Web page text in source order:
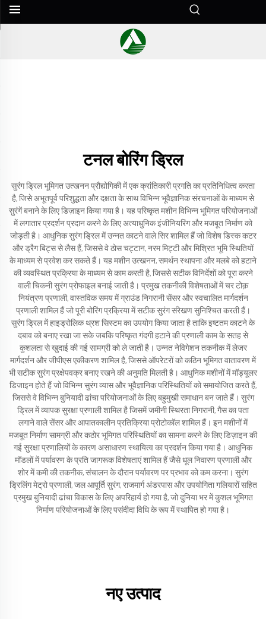
टनल बोरिंग ड्रिल
सुरंग ड्रिल भूमिगत उत्खनन प्रौद्योगिकी में एक क्रांतिकारी प्रगति का प्रतिनिधित्व करता
है, जिसे अभूतपूर्व परिशुद्धता और दक्षता के साथ विभिन्न भूवैज्ञानिक संरचनाओं के माध्यम से
सुरंगें बनाने के लिए डिज़ाइन किया गया है। यह परिष्कृत मशीन विभिन्न भूमिगत परियोजनाओं
में लगातार प्रदर्शन प्रदान करने के लिए अत्याधुनिक इंजीनियरिंग और मजबूत निर्माण को
जोड़ती है। आधुनिक सुरंग ड्रिल में उन्नत काटने वाले सिर शामिल हैं जो विशेष डिस्क कटर
और ड्रैग बिट्स से लैस हैं, जिससे वे ठोस चट्टान, नरम मिट्टी और मिश्रित भूमि स्थितियों
के माध्यम से प्रवेश कर सकते हैं। यह मशीन उत्खनन, समर्थन स्थापना और मलबे को हटाने
की व्यवस्थित प्रक्रिया के माध्यम से काम करती है, जिससे सटीक विनिर्देशों को पूरा करने
वाली चिकनी सुरंग प्रोफाइल बनाई जाती है। प्रमुख तकनीकी विशेषताओं में चर टोक़
नियंत्रण प्रणाली, वास्तविक समय में ग्राउंड निगरानी सेंसर और स्वचालित मार्गदर्शन
प्रणाली शामिल हैं जो पूरी बोरिंग प्रक्रिया में सटीक सुरंग संरेखण सुनिश्चित करती हैं।
सुरंग ड्रिल में हाइड्रोलिक थ्रश सिस्टम का उपयोग किया जाता है ताकि इष्टतम काटने के
दबाव को बनाए रखा जा सके जबकि परिष्कृत गंदगी हटाने की प्रणाली काम के सतह से
कुशलता से खुदाई की गई सामग्री को ले जाती है। उन्नत नेविगेशन तकनीक में लेजर
मार्गदर्शन और जीपीएस एकीकरण शामिल है, जिससे ऑपरेटरों को कठिन भूमिगत वातावरण में
भी सटीक सुरंग प्रक्षेपवक्र बनाए रखने की अनुमति मिलती है। आधुनिक मशीनों में मॉड्यूलर
डिजाइन होते हैं जो विभिन्न सुरंग व्यास और भूवैज्ञानिक परिस्थितियों को समायोजित करते हैं,
जिससे वे विभिन्न बुनियादी ढांचा परियोजनाओं के लिए बहुमुखी समाधान बन जाते हैं। सुरंग
ड्रिल में व्यापक सुरक्षा प्रणाली शामिल है जिसमें जमीनी स्थिरता निगरानी, गैस का पता
लगाने वाले सेंसर और आपातकालीन प्रतिक्रिया प्रोटोकॉल शामिल हैं। इन मशीनों में
मजबूत निर्माण सामग्री और कठोर भूमिगत परिस्थितियों का सामना करने के लिए डिज़ाइन की
गई सुरक्षा प्रणालियों के कारण असाधारण स्थायित्व का प्रदर्शन किया गया है। आधुनिक
मॉडलों में पर्यावरण के प्रति जागरूक विशेषताएं शामिल हैं जैसे धूल निवारण प्रणाली और
शोर में कमी की तकनीक, संचालन के दौरान पर्यावरण पर प्रभाव को कम करना। सुरंग
ड्रिलिंग मेट्रो प्रणाली, जल आपूर्ति सुरंग, राजमार्ग अंडरपास और उपयोगिता गलियारों सहित
प्रमुख बुनियादी ढांचा विकास के लिए अपरिहार्य हो गया है, जो दुनिया भर में कुशल भूमिगत
निर्माण परियोजनाओं के लिए पसंदीदा विधि के रूप में स्थापित हो गया है।
नए उत्पाद